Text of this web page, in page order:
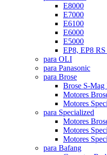
E8000
E7000
E6100
E6000
E5000
EP8, EP8
para OLI
para Panasonic
para Brose
Brose S-Mag
Motores
Motores
para Specialized
Motores
Motores
Motores
para Bafang